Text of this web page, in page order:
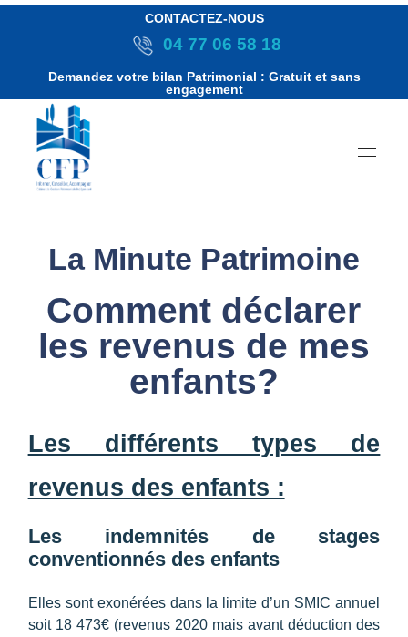
CONTACTEZ-NOUS
04 77 06 58 18
Demandez votre bilan Patrimonial : Gratuit et sans
engagement
C
o
m
e
n
t
d
La Minute Patrimoine
Comment déclarer
les revenus de mes
enfants?
Les différents types de
revenus des enfants :
Les indemnités de stages
conventionnés des enfants
Elles sont exonérées dans la limite d’un SMIC annuel
soit 18 473€ (revenus 2020 mais avant déduction des